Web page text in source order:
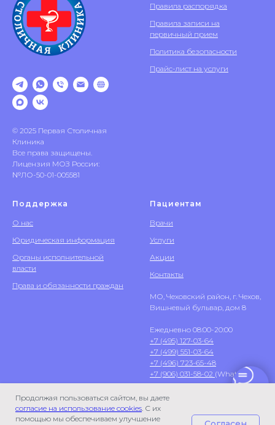
Продолжая пользоваться сайтом, вы даете
согласие на использование cookies. С их
помощью мы обеспечиваем улучшение
© 2025 Первая Столичная
Клиника
Все права защищены.
Лицензия МОЗ России:
№ЛО-50-01-005581
Правила распорядка
Правила записи на
первичный прием
Политика безопасности
Прайс-лист на услуги
Поддержка
О нас
Юридическая информация
Органы исполнительной
власти
Права и обязанности граждан
Пациентам
Врачи
Услуги
Акции
Контакты
МО, Чеховский район, г. Чехов,
Вишневый бульвар, дом 8
Ежедневно 08:00-20:00
+7 (495) 127-03-64
+7 (499) 551-03-64
+7 (496) 723-65-48
+7 (906) 031-58-02 (WhatsApp)